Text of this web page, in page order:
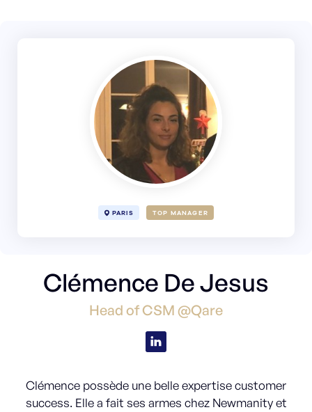
PARIS TOP MANAGER
Clémence De Jesus
Head of CSM @Qare
Clémence possède une belle expertise customer
success. Elle a fait ses armes chez Newmanity et